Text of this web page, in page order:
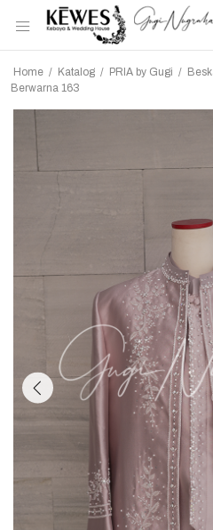
Home / Katalog / PRIA by Gugi /
Berwarna 163